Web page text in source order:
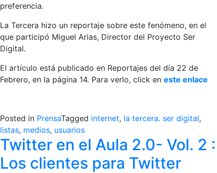
preferencia.
La Tercera hizo un reportaje sobre este fenómeno, en el
que participó Miguel Arias, Director del Proyecto Ser
Digital.
El artículo está publicado en Reportajes del día 22 de
Febrero, en la página 14. Para verlo, click en este enlace
Posted in PrensaTagged internet, la tercera. ser digital,
listas, medios, usuarios
Twitter en el Aula 2.0- Vol. 2 :
Los clientes para Twitter